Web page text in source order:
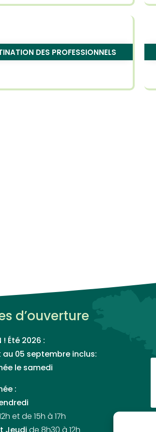
DES PROFESSIONNELS
d’ouverture
! Été 2026 :
au 05 septembre inclus:
le samedi
:
et de 15h à 17h